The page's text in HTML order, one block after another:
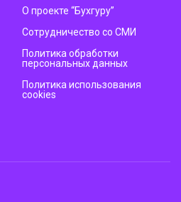
О проекте “Бухгуру”
Сотрудничество со СМИ
Политика обработки
персональных данных
Политика использования
cookies